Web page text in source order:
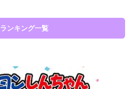
ランキング一覧